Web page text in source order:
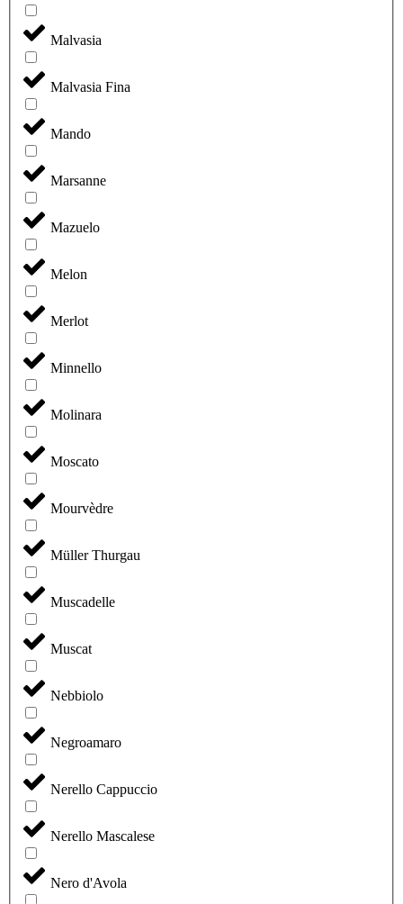
Malvasia
Malvasia Fina
Mando
Marsanne
Mazuelo
Melon
Merlot
Minnello
Molinara
Moscato
Mourvèdre
Müller Thurgau
Muscadelle
Muscat
Nebbiolo
Negroamaro
Nerello Cappuccio
Nerello Mascalese
Nero d'Avola